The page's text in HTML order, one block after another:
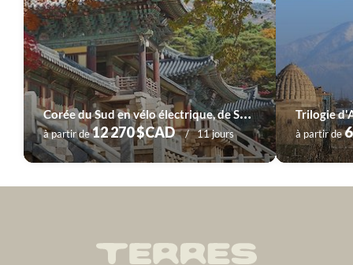
C
orée du Sud en vélo électrique, de Séoul à Busan
à partir de12 270 $CAD 11 jours
Trilogie
à partir de